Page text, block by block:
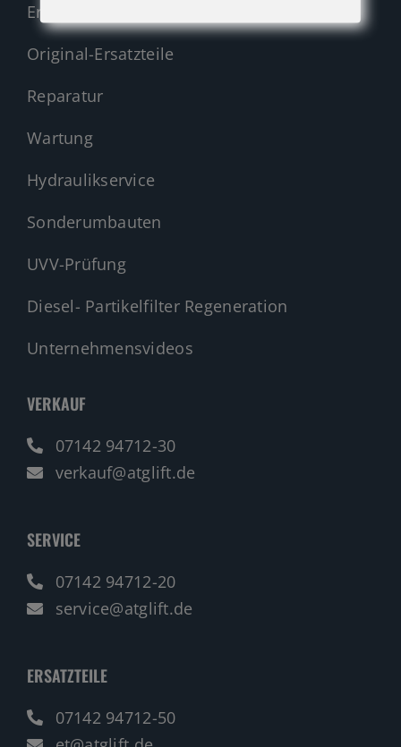
Ersatzteil-Anfrage (alle Hersteller)
Original-Ersatzteile
Reparatur
Wartung
Hydraulikservice
Sonderumbauten
UVV-Prüfung
Diesel- Partikelfilter Regeneration
Unternehmensvideos
VERKAUF
07142 94712-30
verkauf@atglift.de
SERVICE
07142 94712-20
service@atglift.de
ERSATZTEILE
07142 94712-50